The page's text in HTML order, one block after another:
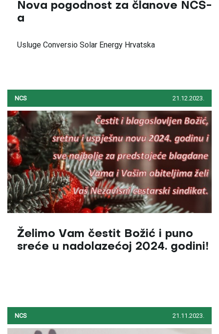
Nova pogodnost za članove NCS-
a
Usluge Conversio Solar Energy Hrvatska
NCS 21.12.2023.
Želimo Vam čestit Božić i puno
sreće u nadolazećoj 2024. godini!
NCS 21.11.2023.